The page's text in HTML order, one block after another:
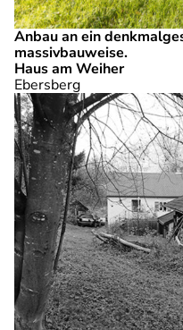
Anbau an ein
mas­siv­bau­weise.
Haus am Weiher
Ebersberg